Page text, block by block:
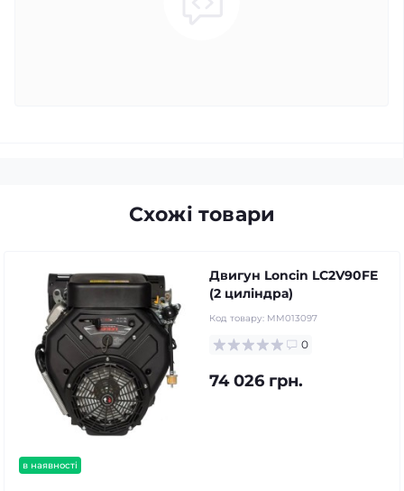
Схожі товари
в наявності
Двигун Loncin LC2V90FE
(2 циліндра)
Код товару: MM013097
0
74 026 грн.